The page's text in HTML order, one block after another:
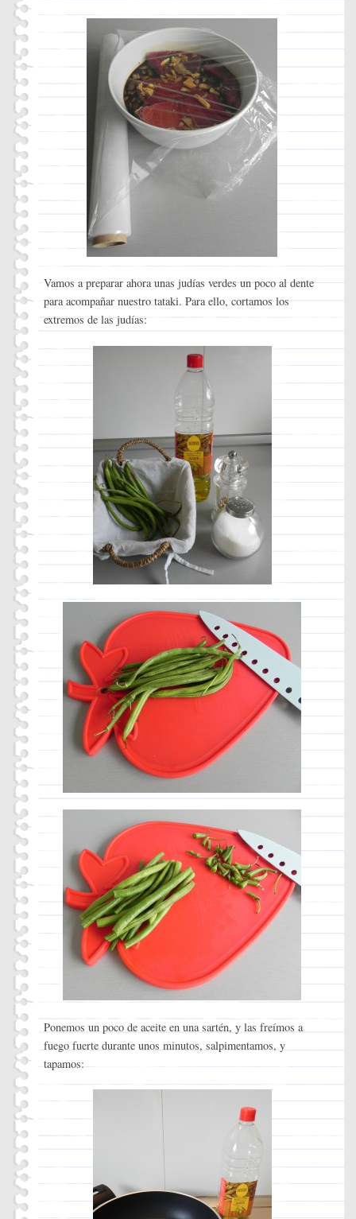
Vamos a preparar ahora unas judías verdes un poco al dente
para acompañar nuestro tataki. Para ello, cortamos los
extremos de las judías:
Ponemos un poco de aceite en una sartén, y las freímos a
fuego fuerte durante unos minutos, salpimentamos, y
tapamos: